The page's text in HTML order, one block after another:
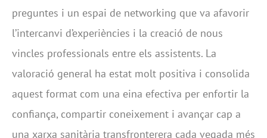
preguntes i un espai de networking que va afavorir
l’intercanvi d’experiències i la creació de nous
vincles professionals entre els assistents. La
valoració general ha estat molt positiva i consolida
aquest format com una eina efectiva per enfortir la
confiança, compartir coneixement i avançar cap a
una xarxa sanitària transfronterera cada vegada més